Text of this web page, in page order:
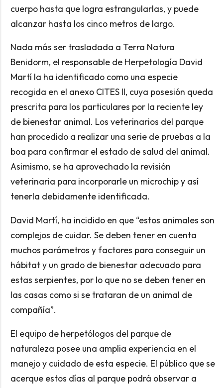
cuerpo hasta que logra estrangularlas, y puede
alcanzar hasta los cinco metros de largo.
Nada más ser trasladada a Terra Natura
Benidorm, el responsable de Herpetología David
Martí la ha identificado como una especie
recogida en el anexo CITES II, cuya posesión queda
prescrita para los particulares por la reciente ley
de bienestar animal. Los veterinarios del parque
han procedido a realizar una serie de pruebas a la
boa para confirmar el estado de salud del animal.
Asimismo, se ha aprovechado la revisión
veterinaria para incorporarle un microchip y así
tenerla debidamente identificada.
David Martí, ha incidido en que “estos animales son
complejos de cuidar. Se deben tener en cuenta
muchos parámetros y factores para conseguir un
hábitat y un grado de bienestar adecuado para
estas serpientes, por lo que no se deben tener en
las casas como si se trataran de un animal de
compañía”.
El equipo de herpetólogos del parque de
naturaleza posee una amplia experiencia en el
manejo y cuidado de esta especie. El público que se
acerque estos días al parque podrá observar a